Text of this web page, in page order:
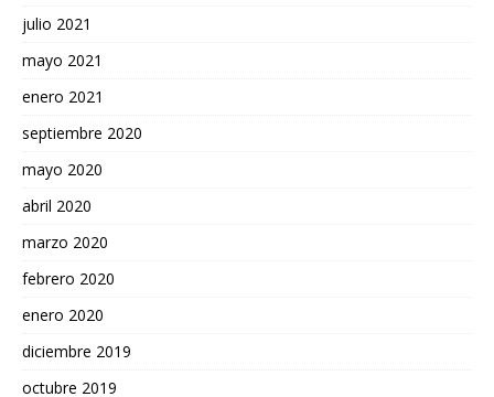
julio 2021
mayo 2021
enero 2021
septiembre 2020
mayo 2020
abril 2020
marzo 2020
febrero 2020
enero 2020
diciembre 2019
octubre 2019